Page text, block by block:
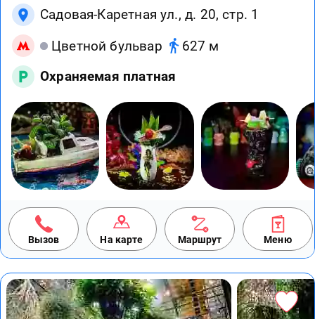
Садовая-Каретная ул., д. 20, стр. 1
Цветной бульвар
627 м
Охраняемая платная
Вызов На карте Маршрут Меню